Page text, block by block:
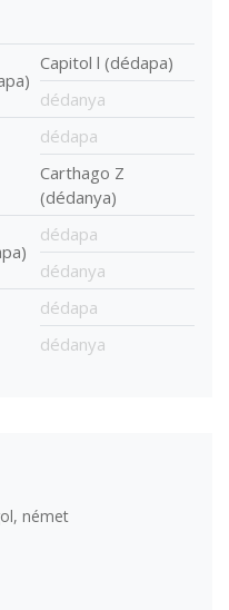
Capitol l (dédapa)
dédanya
dédapa
Carthago Z
(dédanya)
dédapa
dédanya
dédapa
dédanya
német